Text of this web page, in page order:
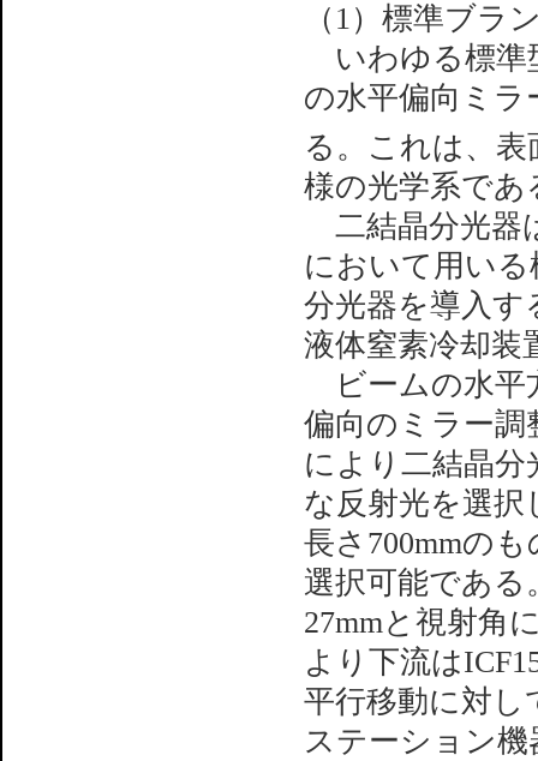
（1）標準ブラ
いわゆる標準
の水平偏向ミラ
る。これは、
様の光学系であ
二結晶分光器
において用い
分光器を導入す
液体窒素冷却装
ビームの水平
偏向のミラー調
により二結晶
な反射光を選
長さ700mmの
選択可能であ
27mmと視射角
より下流は
平行移動に対
ステーション